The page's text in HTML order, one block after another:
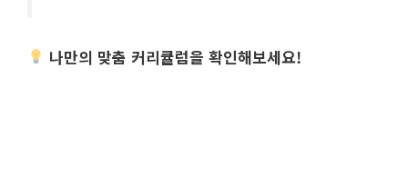
나만의 맞춤 커리큘럼을 확인해보세요!